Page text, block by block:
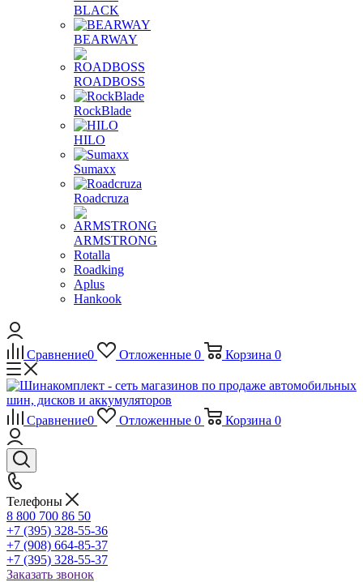
BLACK
BEARWAY
ROADBOSS
RockBlade
HILO
Sumaxx
Roadcruza
ARMSTRONG
Rotalla
Roadking
Aplus
Hankook
Сравнение0 Отложенные 0 Корзина 0
Сравнение0 Отложенные 0 Корзина 0
Телефоны
8 800 700 86 50
+7 (395) 328-55-36
+7 (908) 664-85-37
+7 (395) 328-55-37
Заказать звонок